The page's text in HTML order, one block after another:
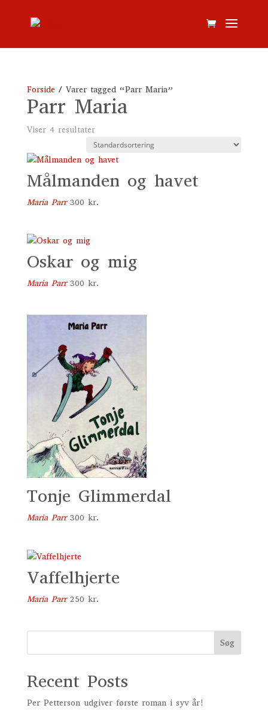
Forside/ Varer tagged “Parr Maria”
Parr Maria
Viser 4 resultater
Målmanden og havet
Maria Parr 300 kr.
Oskar og mig
Maria Parr 300 kr.
Tonje Glimmerdal
Maria Parr 300 kr.
Vaffelhjerte
Maria Parr 250 kr.
Søg
Recent Posts
Per Petterson udgiver første roman i syv år!